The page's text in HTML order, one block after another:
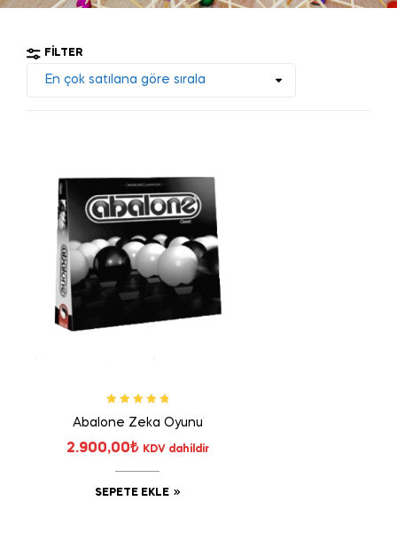
FILTER
5.00oy aldı
Abalone Zeka Oyunu
2.900,00₺ KDV dahildir
SEPETE EKLE